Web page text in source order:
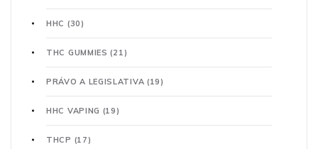
HHC (30)
THC GUMMIES(21)
PRÁVO A LEGISLATIVA (19)
HHC VAPING (19)
THCP (17)